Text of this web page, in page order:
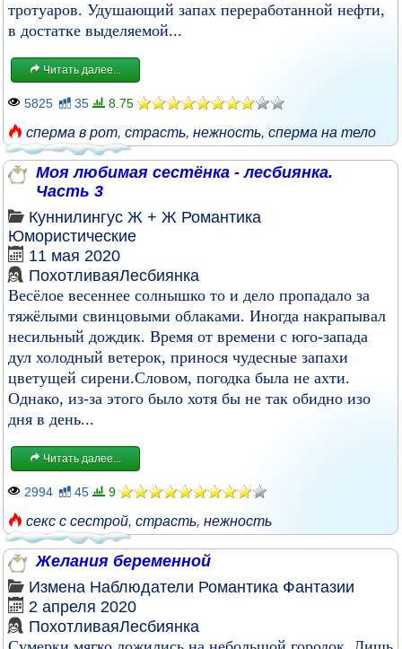
тротуаров. Удушающий запах переработанной нефти,
в достатке выделяемой...
Читать далее...
5825 35 8.75
сперма в рот, страсть, нежность, сперма на тело
Моя любимая сестёнка - лесбиянка.
Часть 3
Куннилингус Ж + Ж Романтика
Юмористические
11 мая 2020
ПохотливаяЛесбиянка
Весёлое весеннее солнышко то и дело пропадало за
тяжёлыми свинцовыми облаками. Иногда накрапывал
несильный дождик. Время от времени с юго-запада
дул холодный ветерок, принося чудесные запахи
цветущей сирени.Словом, погодка была не ахти.
Однако, из-за этого было хотя бы не так обидно изо
дня в день...
Читать далее...
2994 45 9
секс с сестрой, страсть, нежность
Желания беременной
Измена Наблюдатели Романтика Фантазии
2 апреля 2020
ПохотливаяЛесбиянка